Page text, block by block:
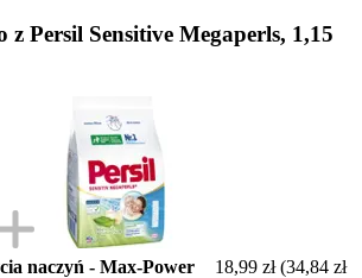
z Persil Sensitive Megaperls, 1,15
naczyń - Max-Power
18,99 zł (34,84 zł